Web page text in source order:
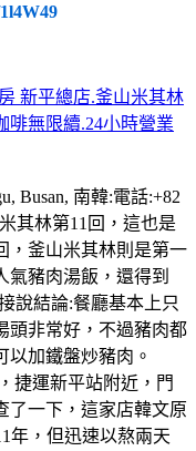
新平總店.釜山米其林
啡無限續.24小時營業
Busan, 南韓:電話:+82
其林第11回，這也是
，釜山米其林則是第一
氣豬肉湯飯，還得到
說結論:餐廳基本上只
頭非常好，不過豬肉都
以加鐵盤炒豬肉。
捷運新平站附近，門
了一下，這家店韓文原
年，但迅速以熬兩天